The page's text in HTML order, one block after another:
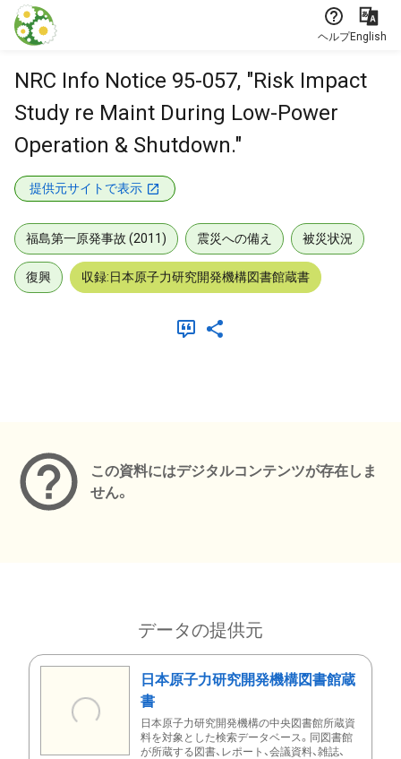
本文に飛ぶ
ヘルプEnglish
NRC Info Notice 95-057, "Risk Impact
Study re Maint During Low-Power
Operation & Shutdown."
提供元サイトで表示
福島第一原発事故 (2011) 震災への備え 被災状況
復興 収録:日本原子力研究開発機構図書館蔵書
この資料にはデジタルコンテンツが存在しま
せん。
データの提供元
日本原子力研究開発機構図書館蔵
書
日本原子力研究開発機構の中央図書館所蔵資
料を対象とした検索データベース。同図書館
が所蔵する図書、レポート、会議資料、雑誌、